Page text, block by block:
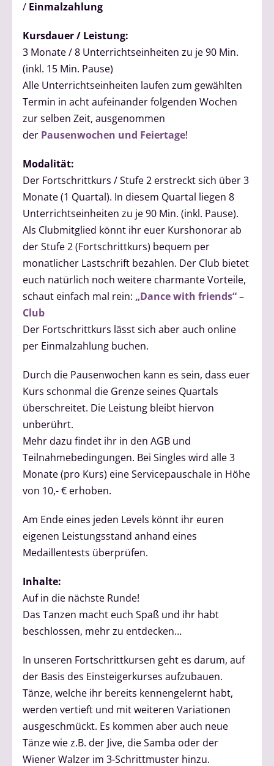
/ Einmalzahlung
Kursdauer / Leistung:
3 Monate / 8 Unterrichtseinheiten zu je 90 Min.
(inkl. 15 Min. Pause)
Alle Unterrichtseinheiten laufen zum gewählten
Termin in acht aufeinander folgenden Wochen
zur selben Zeit, ausgenommen
der Pausenwochen und Feiertage!
Modalität:
Der Fortschrittkurs / Stufe 2 erstreckt sich über 3
Monate (1 Quartal). In diesem Quartal liegen 8
Unterrichtseinheiten zu je 90 Min. (inkl. Pause).
Als Clubmitglied könnt ihr euer Kurshonorar ab
der Stufe 2 (Fortschrittkurs) bequem per
monatlicher Lastschrift bezahlen. Der Club bietet
euch natürlich noch weitere charmante Vorteile,
schaut einfach mal rein: „Dance with friends“ –
Club
Der Fortschrittkurs lässt sich aber auch online
per Einmalzahlung buchen.
Durch die Pausenwochen kann es sein, dass euer
Kurs schonmal die Grenze seines Quartals
überschreitet. Die Leistung bleibt hiervon
unberührt.
Mehr dazu findet ihr in den AGB und
Teilnahmebedingungen. Bei Singles wird alle 3
Monate (pro Kurs) eine Servicepauschale in Höhe
von 10,- € erhoben.
Am Ende eines jeden Levels könnt ihr euren
eigenen Leistungsstand anhand eines
Medaillentests überprüfen.
Inhalte:
Auf in die nächste Runde!
Das Tanzen macht euch Spaß und ihr habt
beschlossen, mehr zu entdecken…
In unseren Fortschrittkursen geht es darum, auf
der Basis des Einsteigerkurses aufzubauen.
Tänze, welche ihr bereits kennengelernt habt,
werden vertieft und mit weiteren Variationen
ausgeschmückt. Es kommen aber auch neue
Tänze wie z.B. der Jive, die Samba oder der
Wiener Walzer im 3-Schrittmuster hinzu.